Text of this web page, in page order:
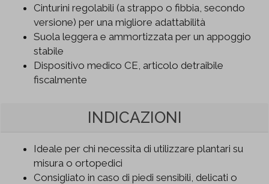
Cinturini regolabili (a strappo o fibbia, secondo
versione) per una migliore adattabilità
Suola leggera e ammortizzata per un appoggio
stabile
Dispositivo medico CE, articolo detraibile
fiscalmente
INDICAZIONI
Ideale per chi necessita di utilizzare plantari su
misura o ortopedici
Consigliato in caso di piedi sensibili, delicati o